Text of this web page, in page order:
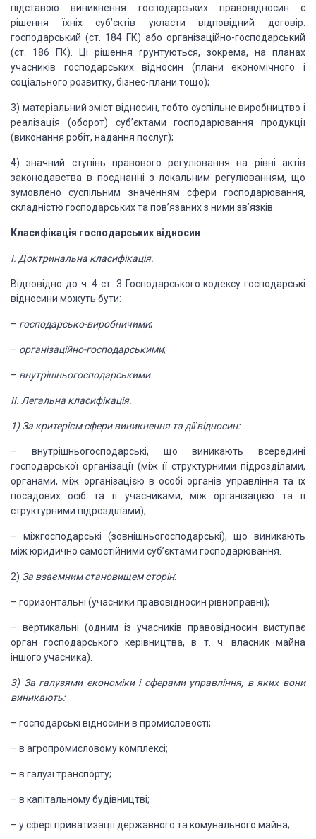
підставою виникнення господарських правовідносин є
рішення їхніх суб’єктів укласти відповідний договір:
господарський (ст. 184 ГК) або організаційно-господарський
(ст. 186 ГК). Ці рішення ґрунтуються, зокрема, на планах
учасників господарських відносин (плани економічного і
соціального розвитку, бізнес-плани тощо);
3) матеріальний зміст відносин, тобто суспільне виробництво і
реалізація (оборот) суб’єктами господарювання продукції
(виконання робіт, надання послуг);
4) значний ступінь правового регулювання на рівні актів
законодавства в поєднанні з локальним регулюванням, що
зумовлено суспільним значенням сфери господарювання,
складністю господарських та пов’язаних з ними зв’язків.
Класифікація господарських відносин:
І. Доктринальна класифікація.
Відповідно до ч. 4 ст. 3 Господарського кодексу господарські
відносини можуть бути:
– господарсько-виробничими;
– організаційно-господарськими;
– внутрішньогосподарськими.
ІІ. Легальна класифікація.
1)За критерієм сфери виникнення та діївідносин:
– внутрішньогосподарські, що виникають всередині
господарської організації (між її структурними підрозділами,
органами, між організацією в особі органів управління та їх
посадових осіб та її учасниками, між організацією та її
структурними підрозділами);
– міжгосподарські (зовнішньогосподарські), що виникають
між юридично самостійними суб’єктами господарювання.
2) За взаємним становищем сторін:
– горизонтальні (учасники правовідносин рівноправні);
– вертикальні (одним із учасників правовідносин виступає
орган господарського керівництва, в т. ч. власник майна
іншого учасника).
3) За галузями економіки і сферами управління, в яких вони
виникають:
– господарські відносини в промисловості;
– в агропромисловому комплексі;
– в галузі транспорту;
– в капітальному будівництві;
– у сфері приватизації державного та комунального майна;